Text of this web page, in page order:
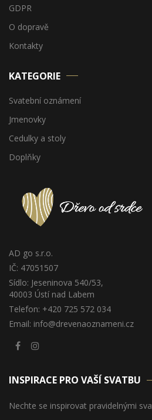
GDPR
O dopravě
Kontakty
KATEGORIE
Svatební oznámení
Jmenovky
Cedulky a stoly
Doplňky
AD go s.r.o.
IČ: 47051507
Sídlo: Jeseninova 540/53,
40003 Ústí nad Labem
Telefon: +420 725 572 034
Email: info@drevenaoznameni.cz
INSPIRACE PRO VAŠÍ SVATBU
Nechte se inspirovat pravidelnými